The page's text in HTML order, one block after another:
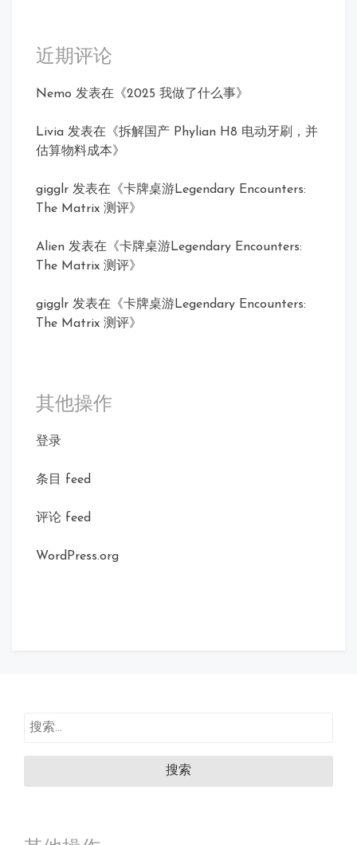
近期评论
Nemo 发表在《2025 我做了什么事》
Livia 发表在《拆解国产 Phylian H8 电动牙刷，并
估算物料成本》
gigglr 发表在《卡牌桌游Legendary Encounters:
The Matrix 测评》
Alien 发表在《卡牌桌游Legendary Encounters:
The Matrix 测评》
gigglr 发表在《卡牌桌游Legendary Encounters:
The Matrix 测评》
其他操作
登录
条目 feed
评论 feed
WordPress.org
搜